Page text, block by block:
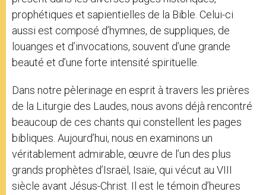
prophétiques et sapientielles de la Bible. Celui-ci
aussi est composé d’hymnes, de suppliques, de
louanges et d’invocations, souvent d’une grande
beauté et d’une forte intensité spirituelle.
Dans notre pèlerinage en esprit à travers les prières
de la Liturgie des Laudes, nous avons déjà rencontré
beaucoup de ces chants qui constellent les pages
bibliques. Aujourd’hui, nous en examinons un
véritablement admirable, œuvre de l’un des plus
grands prophètes d’Israël, Isaïe, qui vécut au VIII
siècle avant Jésus-Christ. Il est le témoin d’heures